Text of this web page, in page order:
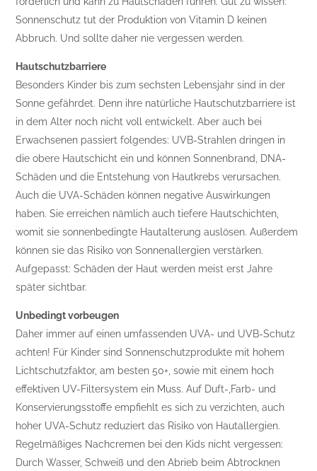
Sonnenschutz tut der Produktion von Vitamin D keinen
Abbruch. Und sollte daher nie vergessen werden.
Hautschutzbarriere
Besonders Kinder bis zum sechsten Lebensjahr sind in der
Sonne gefährdet. Denn ihre natürliche Hautschutzbarriere ist
in dem Alter noch nicht voll entwickelt. Aber auch bei
Erwachsenen passiert folgendes: UVB-Strahlen dringen in
die obere Hautschicht ein und können Sonnenbrand, DNA-
Schäden und die Entstehung von Hautkrebs verursachen.
Auch die UVA-Schäden können negative Auswirkungen
haben. Sie erreichen nämlich auch tiefere Hautschichten,
womit sie sonnenbedingte Hautalterung auslösen. Außerdem
können sie das Risiko von Sonnenallergien verstärken.
Aufgepasst: Schäden der Haut werden meist erst Jahre
später sichtbar.
Unbedingt vorbeugen
Daher immer auf einen umfassenden UVA- und UVB-Schutz
achten! Für Kinder sind Sonnenschutzprodukte mit hohem
Lichtschutzfaktor, am besten 50+, sowie mit einem hoch
effektiven UV-Filtersystem ein Muss. Auf Duft-,Farb- und
Konservierungsstoffe empfiehlt es sich zu verzichten, auch
hoher UVA-Schutz reduziert das Risiko von Hautallergien.
Regelmäßiges Nachcremen bei den Kids nicht vergessen:
Durch Wasser, Schweiß und den Abrieb beim Abtrocknen